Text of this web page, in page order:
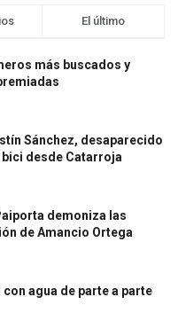
El último
más buscados y
Sánchez, desaparecido
desde Catarroja
demoniza las
de Amancio Ortega
agua de parte a parte